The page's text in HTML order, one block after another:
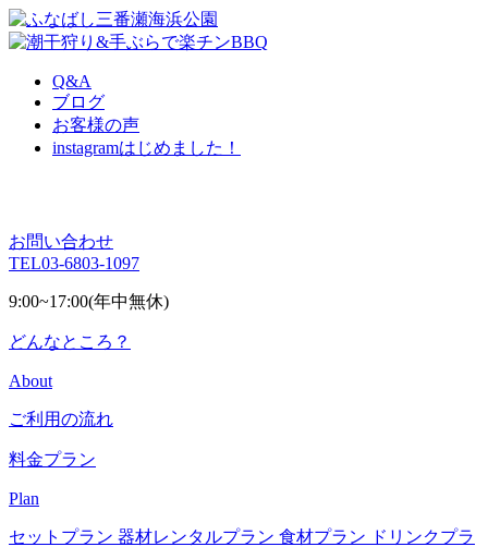
Q&A
ブログ
お客様の声
instagramはじめました！
お問い合わせ
TEL03-6803-1097
9:00~17:00(年中無休)
どんなところ？
About
ご利用の流れ
料金プラン
Plan
セットプラン 器材レンタルプラン 食材プラン ドリンクプラ